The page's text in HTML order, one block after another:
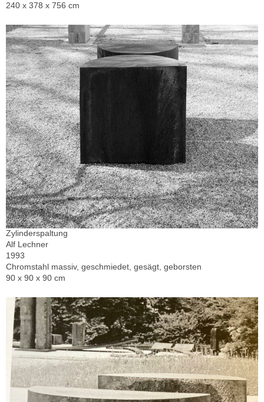
240 x 378 x 756 cm
Zylinderspaltung
Alf Lechner
1993
Chromstahl massiv, geschmiedet, gesägt, geborsten
90 x 90 x 90 cm